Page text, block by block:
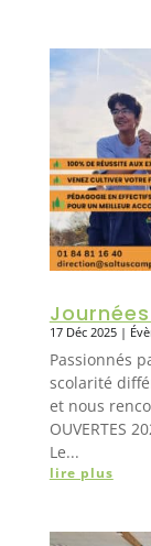
17 Déc 2025|
Passionnés
scolarité
et nous
OUVERTES
Le...
lire plus